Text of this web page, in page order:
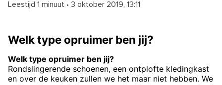
Leestijd 1 minuut • 3 oktober 2019, 13:11